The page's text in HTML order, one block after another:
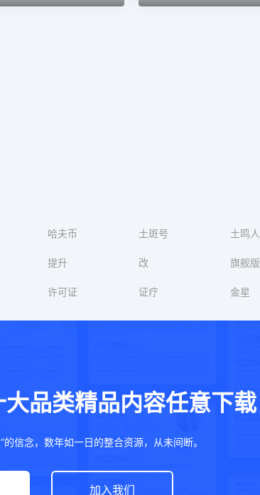
哈夫币 土斑号 土鸣人
提升 改 旗舰版
许可证 证疗 金星
品类精品内容任意下载
信念，数年如一日的整合资源，从未间断。
加入我们